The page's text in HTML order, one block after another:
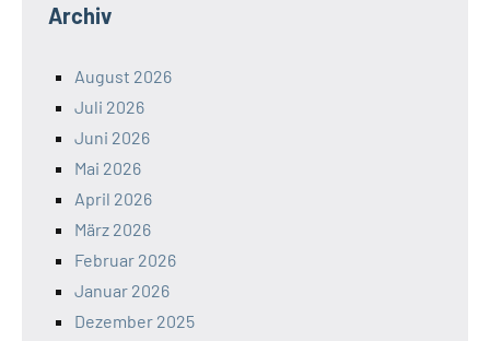
Archiv
August 2026
Juli 2026
Juni 2026
Mai 2026
April 2026
März 2026
Februar 2026
Januar 2026
Dezember 2025